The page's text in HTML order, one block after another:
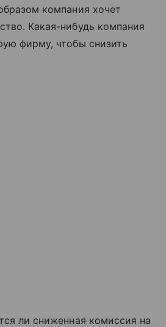
компания хочет
Какая-нибудь компания
фирму, чтобы снизить
ли сниженная комиссия на